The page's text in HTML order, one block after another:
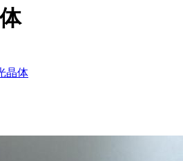
晶体